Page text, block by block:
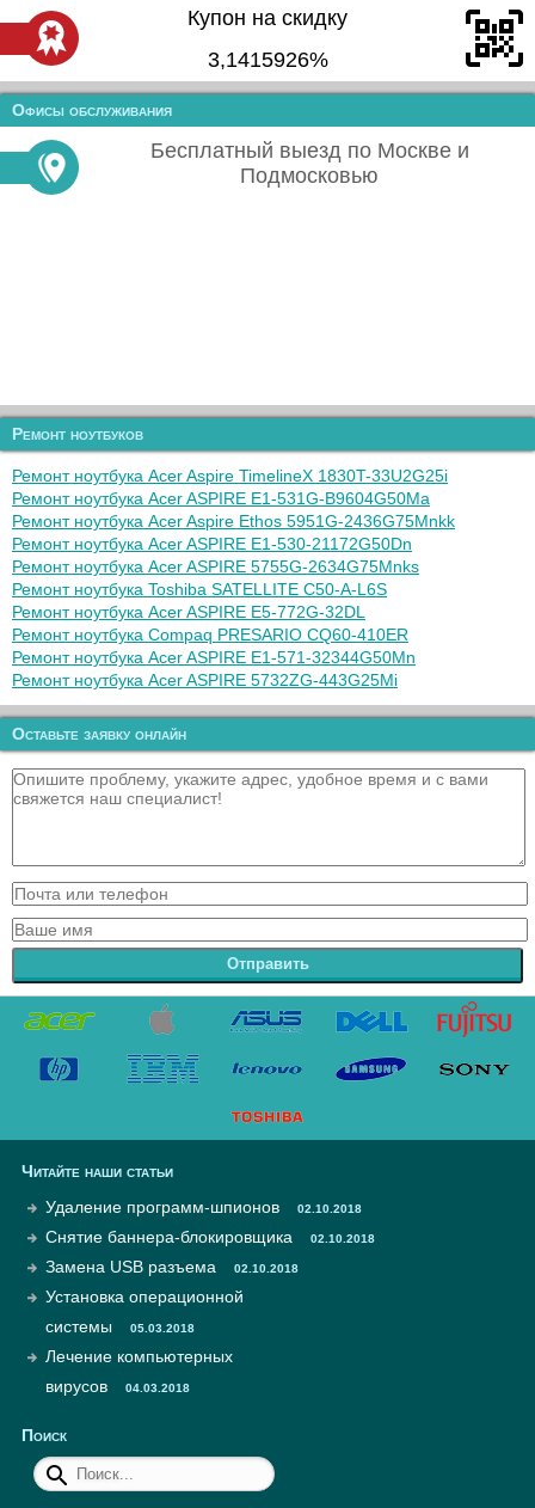
Купон на скидку
3,1415926%
Офисы обслуживания
Бесплатный выезд по Москве и
Подмосковью
Ремонт ноутбуков
Ремонт ноутбука Acer Aspire TimelineX 1830T-33U2G25i
Ремонт ноутбука Acer ASPIRE E1-531G-B9604G50Ma
Ремонт ноутбука Acer Aspire Ethos 5951G-2436G75Mnkk
Ремонт ноутбука Acer ASPIRE E1-530-21172G50Dn
Ремонт ноутбука Acer ASPIRE 5755G-2634G75Mnks
Ремонт ноутбука Toshiba SATELLITE C50-A-L6S
Ремонт ноутбука Acer ASPIRE E5-772G-32DL
Ремонт ноутбука Compaq PRESARIO CQ60-410ER
Ремонт ноутбука Acer ASPIRE E1-571-32344G50Mn
Ремонт ноутбука Acer ASPIRE 5732ZG-443G25Mi
Оставьте заявку онлайн
Отправить
Читайте наши статьи
Удаление программ-шпионов
02.10.2018
Снятие баннера-блокировщика 02.10.2018
Замена USB разъема 02.10.2018
Установка операционной
системы
05.03.2018
Лечение компьютерных
вирусов
04.03.2018
Поиск